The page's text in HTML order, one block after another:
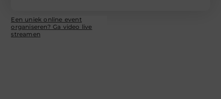
Een uniek online event
organiseren? Ga video live
streamen